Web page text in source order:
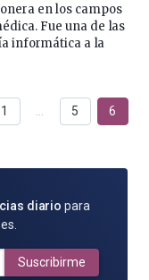
en los campos
Fue una de las
informática a la
1 5 6
diario para
Suscribirme